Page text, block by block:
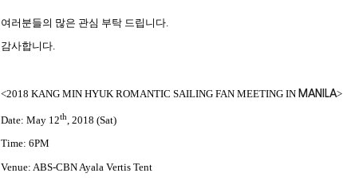
여러분들의 많은 관심 부탁 드립니다
감사합니다.
<2018 KANG MIN HYUK ROMANTIC SAILING FAN MEETING IN MANILA>
Date: May 12th , 2018 (Sat)
Time: 6PM
Venue: ABS-CBN Ayala Vertis Tent